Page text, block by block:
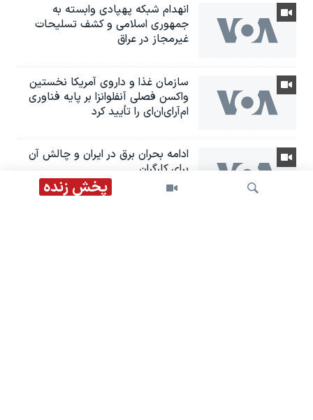
پخش زنده
انهدام شبکه پهپادی وابسته به
جمهوری اسلامی و کشف تسلیحات
غیرمجاز در عراق
سازمان غذا و داروی آمریکا نخستین
واکسن فصلی آنفلوانزا بر پایه فناوری
ام‌آر‌ای‌ان‌ای را تأیید کرد
ادامه بحران برق در ایران و چالش آن
برای کارگران